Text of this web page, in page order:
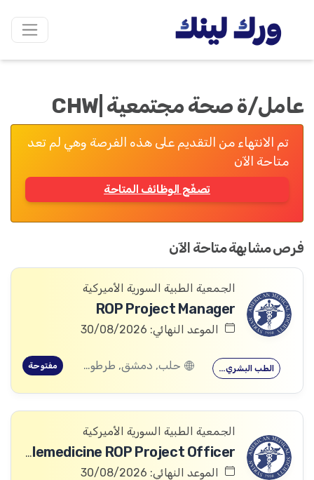
عامل/ة صحة مجتمعية |CHW
تم الانتهاء من التقديم على هذه الفرصة وهي لم تعد
متاحة الآن
تصفّح الوظائف المتاحة
فرص مشابهة متاحة الآن
الجمعية الطبية السورية الأميركية
ROP Project Manager
الموعد النهائي: 30/08/2026
الطب البشري… حلب, دمشق, طرطوس, ريف دمشق, ديرالزور, درعا, السويداء, إدلب, القنيطرة, اللاذقية, الرقة, حمص, الحسكة, حماة مفتوحة
الجمعية الطبية السورية الأميركية
Telemedicine ROP Project Officer
الموعد النهائي: 30/08/2026